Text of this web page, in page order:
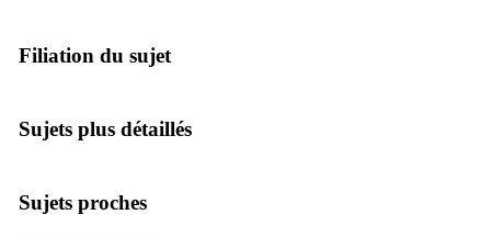
Filiation du sujet
Sujets plus détaillés
Sujets proches